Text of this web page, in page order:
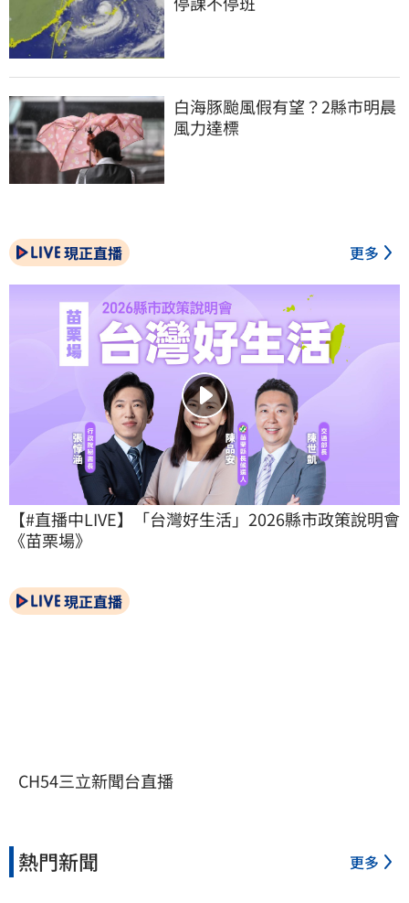
白海豚颱風假有望？2縣市明晨
風力達標
現正直播 更多
【#直播中LIVE】「台灣好生活」2026縣市政策說明會
《苗栗場》
現正直播
CH54三立新聞台直播
熱門新聞 更多